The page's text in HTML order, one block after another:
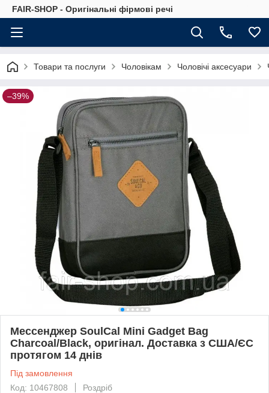
FAIR-SHOP - Оригінальні фірмові речі
Товари та послуги Чоловікам Чоловічі аксесуари
–39%
Мессенджер SoulCal Mini Gadget Bag
Charcoal/Black, оригінал. Доставка з США/ЄС
протягом 14 днів
Під замовлення
Код: 10467808
Роздріб